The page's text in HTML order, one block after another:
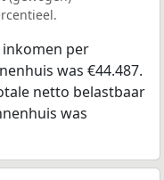
per
was €44.487.
netto belastbaar
was